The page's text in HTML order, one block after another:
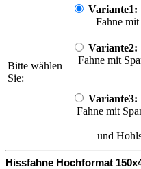
Bitte wählen
Sie:
Variante1:
Fahne
Variante2:
Fahne mit
Variante3:
Fahne mit
und
Hissfahne Hochformat